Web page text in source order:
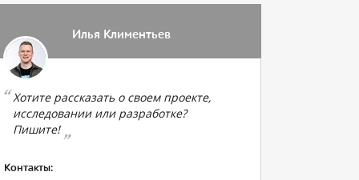
Илья Климентьев
Хотите рассказать о своем проекте,
исследовании или разработке?
Пишите!
Контакты: